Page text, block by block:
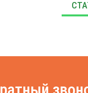
перезвонит вас